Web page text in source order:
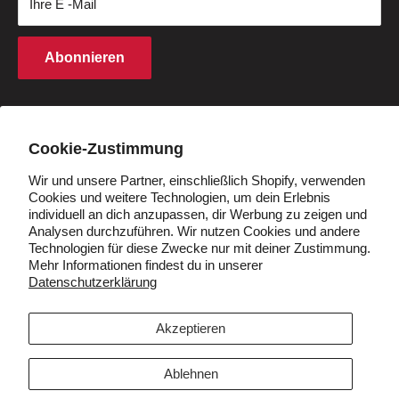
Cookie-Zustimmung
Wir und unsere Partner, einschließlich Shopify, verwenden
Cookies und weitere Technologien, um dein Erlebnis
individuell an dich anzupassen, dir Werbung zu zeigen und
Analysen durchzuführen. Wir nutzen Cookies und andere
Technologien für diese Zwecke nur mit deiner Zustimmung.
Mehr Informationen findest du in unserer
Datenschutzerklärung
Akzeptieren
Ablehnen
Kaufbedingungen
Rechte an geistigem Eigentum
Cookie -Richtlinie
Finanzierung
Partnerprogramm
Studentenrabatt
Ihre E -Mail
Abonnieren
Deutschland (EUR €)
Folgen Sie uns
Wir akzeptieren